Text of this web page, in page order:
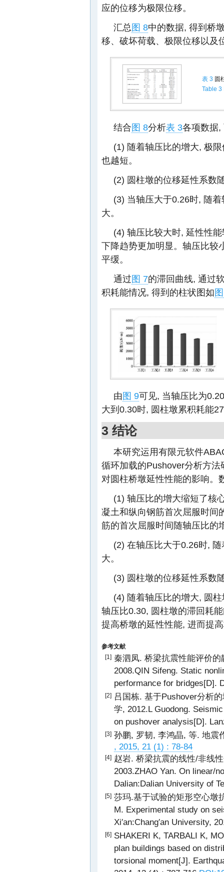
应的位移为极限位移。
汇总图 8中的数据, 得到桥
移、破坏荷载、极限位移以及
表 3 圆
Table 3
结合图 8分析表 3各项数据,
(1) 随着轴压比的增大, 极
也越短。
(2) 圆柱墩的位移延性系数
(3) 当轴压大于0.26时, 随
大。
(4) 轴压比较大时, 延性性
下降趋势更加明显。轴压比较
平缓。
通过图 7的滞回曲线, 通过
积耗能情况, 得到的柱状图如
由图 9可见, 当轴压比为
大到0.30时, 圆柱墩累积耗能
3 结论
本研究运用有限元软件
循环加载的Pushover分析方
对圆柱桥墩延性性能的影响。
(1) 轴压比的增大缩短了核
凝土和纵向钢筋首次屈服时间
筋的首次屈服时间随轴压比的
(2) 在轴压比大于0.26时,
大。
(3) 圆柱墩的位移延性系数
(4) 随着轴压比的增大, 圆
轴压比0.30, 圆柱墩的滞回耗
提高桥墩的延性性能, 进而提
参考文献
[1] 秦泗凤. 桥梁抗震性能评价
2008.QIN Sifeng. Static
performance for bridges[D].
[2] 吕国栋. 基于Pushover分析
学, 2012.L Guodong.
on pushover analysis[D].
[3] 孙鹏, 罗韧, 李鸿晶, 等. 地震
, 2015, 21 (1) : 78-84
[4] 赵岩. 桥梁抗震的线性/非线
2003.ZHAO Yan. On linear/
Dalian:Dalian University of
[5] 莎玛.基于试验的矩形空心墩
M. Experimental study on
Xi′an:Chang′an University,
[6] SHAKERI K, TARBALI K,
plan buildings based on
torsional moment[J].